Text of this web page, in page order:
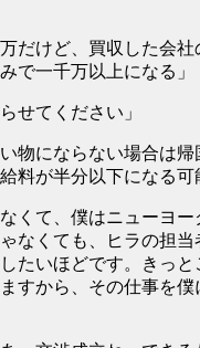
万だけど、買収した会
で一千万以上になる」
せてください」
物にならない場合は
料が半分以下になる可
なくて、僕はニューヨ
なくても、ヒラの担当
たいほどです。きっと
すから、その仕事を僕